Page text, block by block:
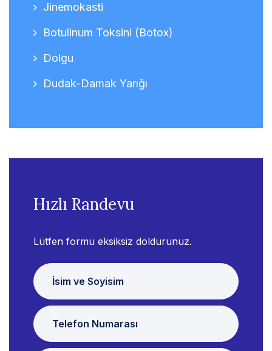
Jinemokasti
Botulinum Toksini (Botox)
Dolgu
Dudak-Damak Yarığı
Hızlı Randevu
Lütfen formu eksiksiz doldurunuz.